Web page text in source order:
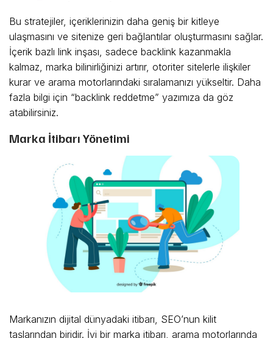
Bu stratejiler, içeriklerinizin daha geniş bir kitleye
ulaşmasını ve sitenize geri bağlantılar oluşturmasını sağlar.
İçerik bazlı link inşası, sadece backlink kazanmakla
kalmaz, marka bilinirliğinizi artırır, otoriter sitelerle ilişkiler
kurar ve arama motorlarındaki sıralamanızı yükseltir. Daha
fazla bilgi için “backlink reddetme” yazımıza da göz
atabilirsiniz.
Marka İtibarı Yönetimi
Markanızın dijital dünyadaki itibarı, SEO’nun kilit
taşlarından biridir. İyi bir marka itibarı, arama motorlarında